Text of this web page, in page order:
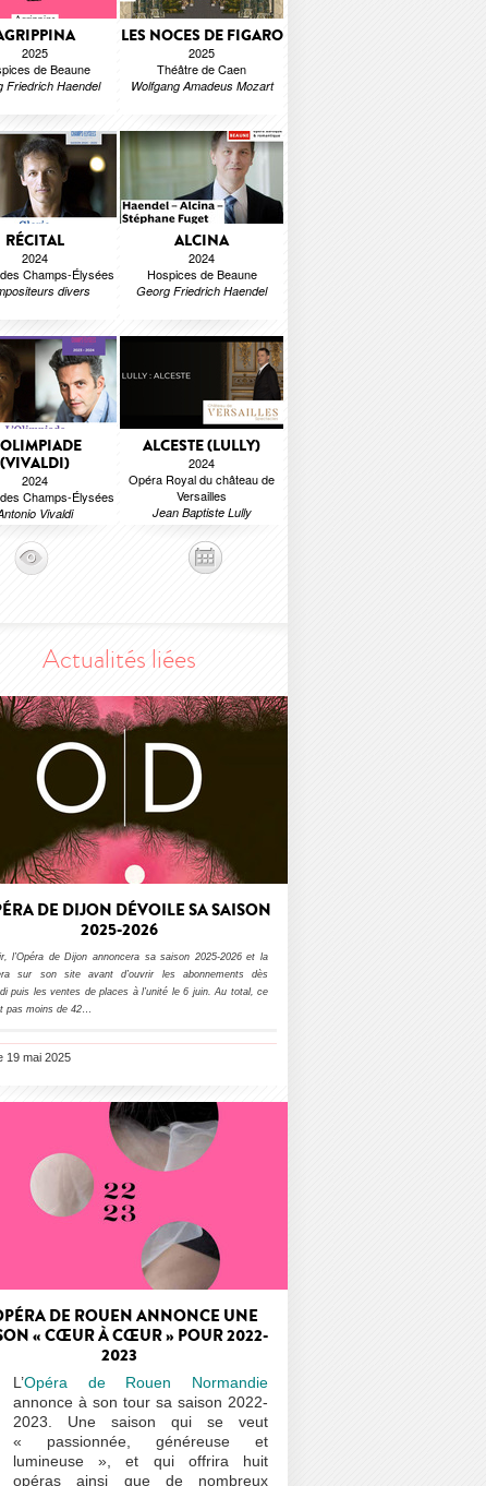
2025
de Beaune
Friedrich Haendel
LES NOCES DE FIGARO
2025
Théâtre de Caen
Wolfgang Amadeus Mozart
RÉCITAL
2024
Champs-Élysées
divers
ALCINA
2024
Hospices de Beaune
Georg Friedrich Haendel
(VIVALDI)
2024
Champs-Élysées
Vivaldi
ALCESTE (LULLY)
2024
Opéra Royal du château de
Versailles
Jean Baptiste Lully
Actualités liées
DE DIJON DÉVOILE SA SAISON
2025-2026
l’Opéra de Dijon annoncera sa saison 2025-2026 et la
sur son site avant d’ouvrir les abonnements dès
puis les ventes de places à l’unité le 6 juin. Au total, ce
pas moins de 42…
19 mai 2025
DE ROUEN ANNONCE UNE
« CŒUR À CŒUR » POUR 2022-
2023
L’Opéra de Rouen Normandie
annonce à son tour sa saison 2022-
2023. Une saison qui se veut
« passionnée, généreuse et
lumineuse », et qui offrira huit
opéras ainsi que de nombreux